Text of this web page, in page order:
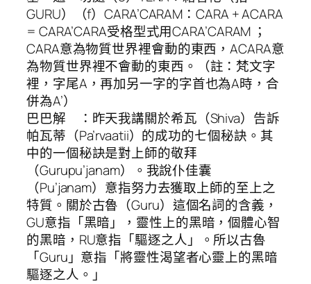
GURU）（f）CARA’CARAM：CARA + ACARA
= CARA’CARA受格型式用CARA’CARAM ；
CARA意為物質世界裡會動的東西，ACARA意
為物質世界裡不會動的東西。（註：梵文字
裡，字尾A，再加另一字的字首也為A時，合
併為A’）
巴巴解 ：昨天我講關於希瓦（Shiva）告訴
帕瓦蒂（Pa’rvaatii）的成功的七個秘訣。其
中的一個秘訣是對上師的敬拜
（Gurupu’janam）。我說仆佳囊
（Pu’janam）意指努力去獲取上師的至上之
特質。關於古魯（Guru）這個名詞的含義，
GU意指「黑暗」，靈性上的黑暗，個體心智
的黑暗，RU意指「驅逐之人」。所以古魯
「Guru」意指「將靈性渴望者心靈上的黑暗
驅逐之人。」